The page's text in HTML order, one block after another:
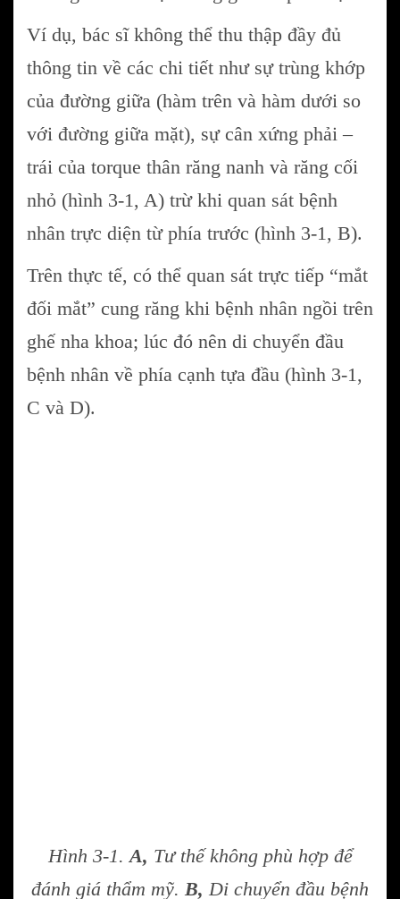
Ví dụ, bác sĩ không thể thu thập đầy đủ
thông tin về các chi tiết như sự trùng khớp
của đường giữa (hàm trên và hàm dưới so
với đường giữa mặt), sự cân xứng phải –
trái của torque thân răng nanh và răng cối
nhỏ (hình 3-1, A) trừ khi quan sát bệnh
nhân trực diện từ phía trước (hình 3-1, B).
Trên thực tế, có thể quan sát trực tiếp “mắt
đối mắt” cung răng khi bệnh nhân ngồi trên
ghế nha khoa; lúc đó nên di chuyển đầu
bệnh nhân về phía cạnh tựa đầu (hình 3-1,
C và D).
Hình 3-1.A, Tư thế không phù hợp để
đánh giá thẩm mỹ. B, Di chuyển đầu bệnh